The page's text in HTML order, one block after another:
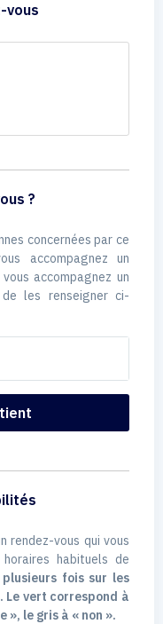
vous
?
concernées par ce
accompagnez un
accompagnez un
les renseigner ci-
rendez-vous qui vous
habituels de
plusieurs fois sur les
Le vert correspond à
», le gris à « non ».